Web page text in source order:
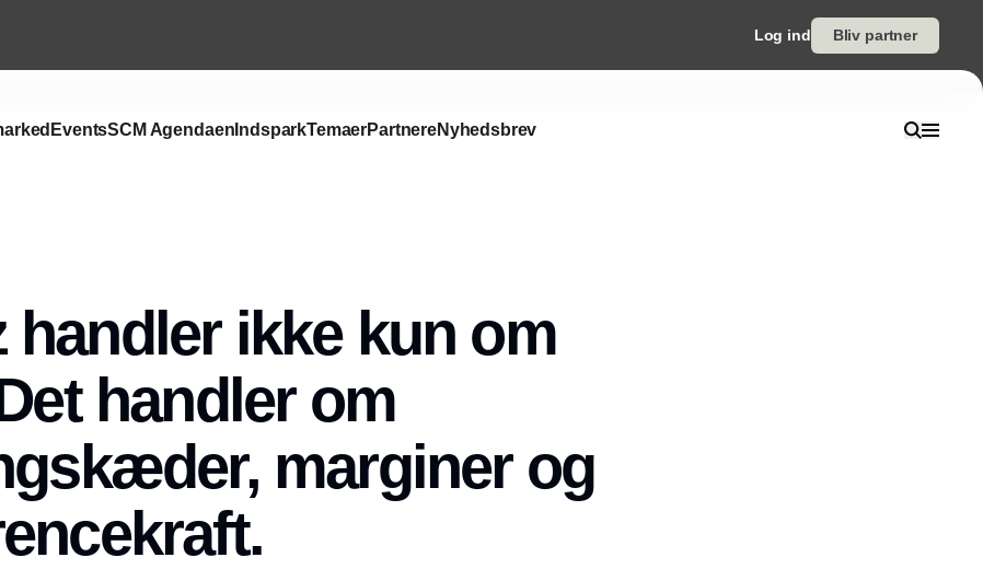
Log ind Bliv partner
EventsSCM Agendaen IndsparkTemaerPartnereNyhedsbrev
handler ikke kun om
handler om
marginer og